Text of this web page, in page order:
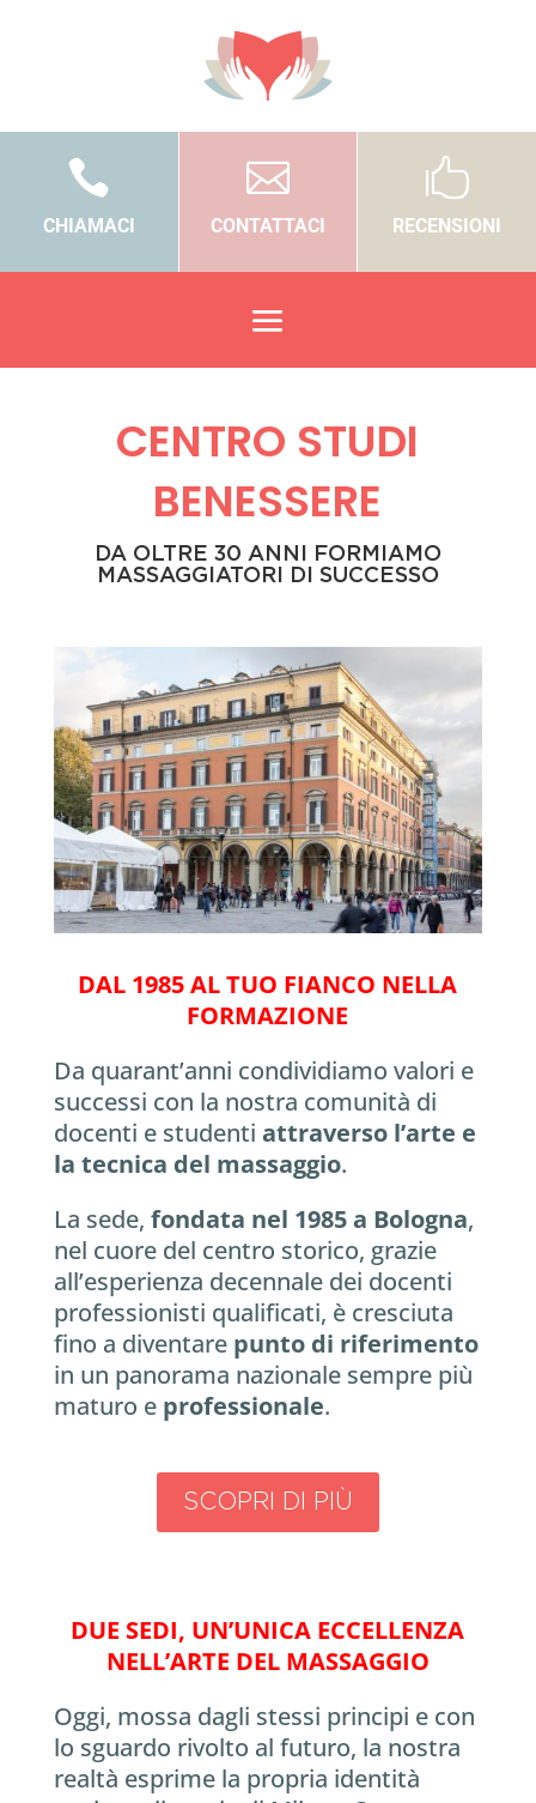

CHIAMACI

CONTATTACI

RECENSIONI
CENTRO STUDI
BENESSERE
DA OLTRE 30 ANNI FORMIAMO
MASSAGGIATORI DI SUCCESSO
DAL 1985 AL TUO FIANCO NELLA
FORMAZIONE
Da quarant’anni condividiamo valori e
successi con la nostra comunità di
docenti e studenti attraverso l’arte e
la tecnica del massaggio.
La sede, fondata nel 1985 a Bologna,
nel cuore del centro storico, grazie
all’esperienza decennale dei docenti
professionisti qualificati, è cresciuta
fino a diventare punto di riferimento
in un panorama nazionale sempre più
maturo e professionale.
SCOPRI DI PIÙ
DUE SEDI, UN’UNICA ECCELLENZA
NELL’ARTE DEL MASSAGGIO
Oggi, mossa dagli stessi principi e con
lo sguardo rivolto al futuro, la nostra
realtà esprime la propria identità